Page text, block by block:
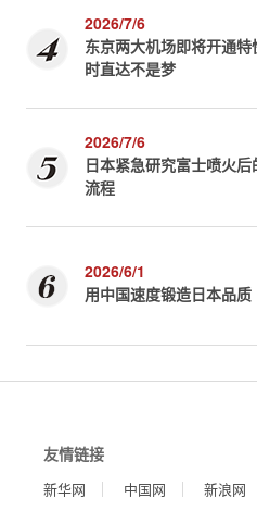
2026/7/6
东京两大机场即将开通
时直达不是梦
2026/7/6
日本紧急研究富士喷火
流程
2026/6/1
用中国速度锻造日本品质
友情链接
新华网 中国网 新浪网